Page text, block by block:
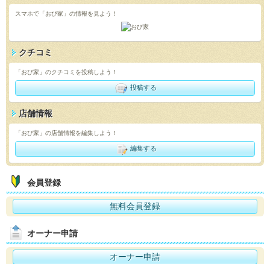
スマホで「おび家」の情報を見よう！
クチコミ
「おび家」のクチコミを投稿しよう！
投稿する
店舗情報
「おび家」の店舗情報を編集しよう！
編集する
会員登録
無料会員登録
オーナー申請
オーナー申請